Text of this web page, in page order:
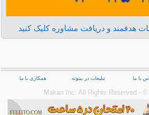
هدفمند و دریافت مشاوره کلیک کنید
با ما تبلیغات در بیتوته همکاری با ما
Makan Inc.‎ All Rights Reserved - ©